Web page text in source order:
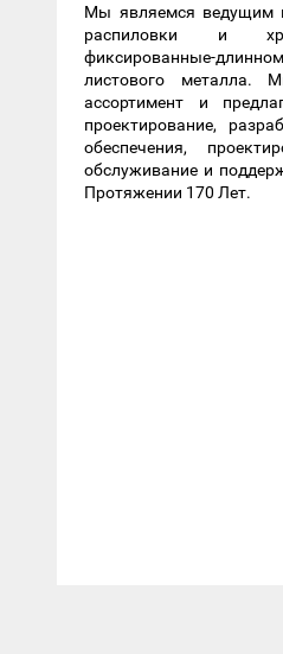
Мы являемся ведущим
распиловки и
фиксированные-
листового металла.
ассортимент и
проектирование,
обеспечения,
обслуживание и
Протяжении 170 Лет.